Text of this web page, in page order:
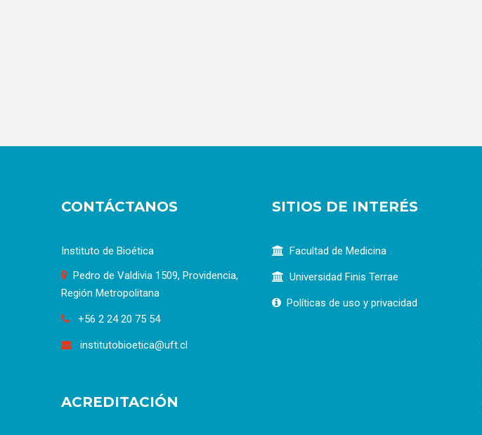
CONTÁCTANOS
Instituto de Bioética
Pedro de Valdivia 1509, Providencia,
Región Metropolitana
+56 2 24 20 75 54
institutobioetica@uft.cl
ACREDITACIÓN
SITIOS DE INTERÉS
Facultad de Medicina
Universidad Finis Terrae
Políticas de uso y privacidad